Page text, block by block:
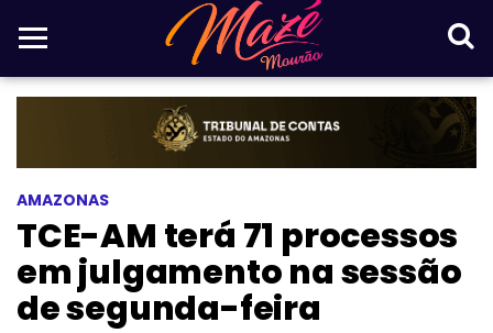
AMAZONAS
TCE-AM terá 71 processos
em julgamento na sessão
de segunda-feira